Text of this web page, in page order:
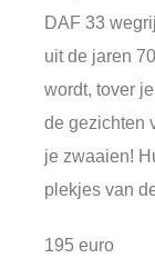
DAF 33
uit de jaren
wordt, tover
de gezichten
je zwaaien!
plekjes van
195 euro